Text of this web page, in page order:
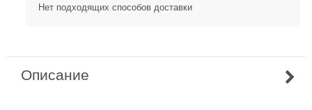
Нет подходящих способов доставки
Описание